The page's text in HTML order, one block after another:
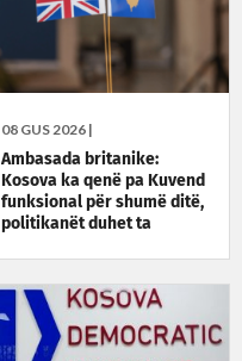
08 GUS 2026 |
Ambasada britanike:
Kosova ka qenë pa Kuvend
funksional për shumë ditë,
politikanët duhet ta